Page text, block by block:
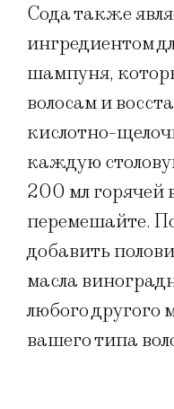
Сода также
ингредиентом
шампуня,
волосам и
кислотно-
каждую
200 мл горячей
перемешайте.
добавить
масла
любого другого
вашего типа